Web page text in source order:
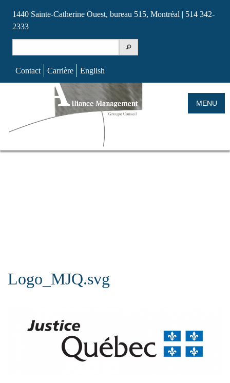
1440 Sainte-Catherine Ouest, bureau 515, Montréal | 514 342-
2333
for:
Contact Carrière
English
MENU
Logo_MJQ.svg